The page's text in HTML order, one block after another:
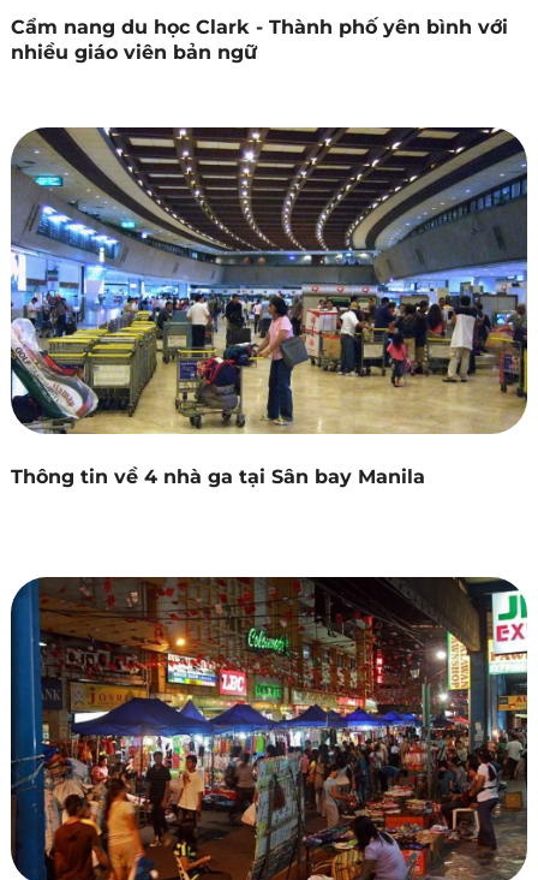
Cẩm nang du học Clark - Thành phố yên bình với
nhiều giáo viên bản ngữ
Thông tin về 4 nhà ga tại Sân bay Manila